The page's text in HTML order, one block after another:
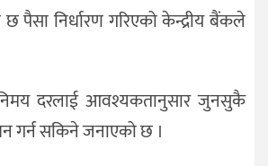
पैसा निर्धारण गरिएको केन्द्रीय बैंकले
दरलाई आवश्यकतानुसार जुनसुकै
गर्न सकिने जनाएको छ ।